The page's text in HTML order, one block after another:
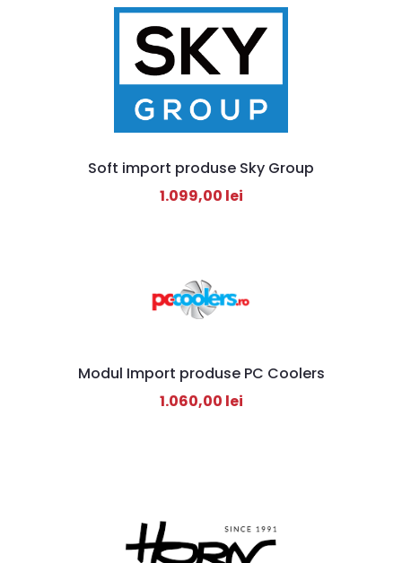
Soft import produse Sky Group
1.099,00 lei
Modul Import produse PC Coolers
1.060,00 lei